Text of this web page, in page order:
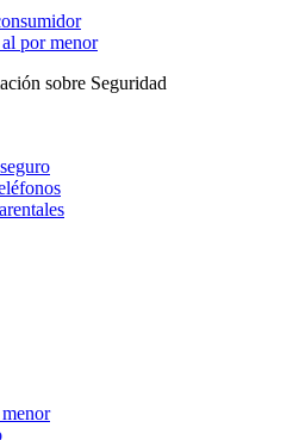
por menor
sobre Seguridad